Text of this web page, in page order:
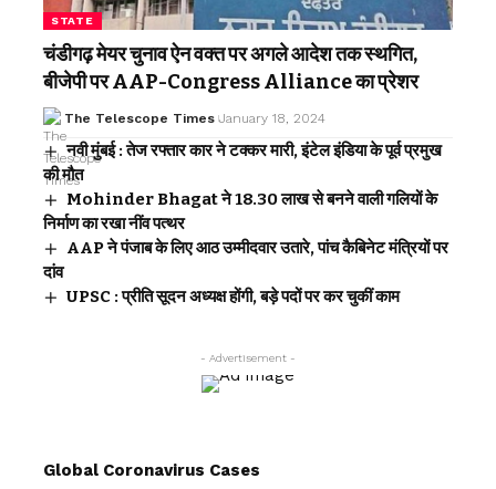
STATE
चंडीगढ़ मेयर चुनाव ऐन वक्त पर अगले आदेश तक स्थगित,
बीजेपी पर AAP-Congress Alliance का प्रेशर
The Telescope Times January 18, 2024
नवी मुंबई : तेज रफ्तार कार ने टक्कर मारी, इंटेल इंडिया के पूर्व प्रमुख
की मौत
Mohinder Bhagat ने 18.30 लाख से बनने वाली गलियों के
निर्माण का रखा नींव पत्थर
AAP ने पंजाब के लिए आठ उम्मीदवार उतारे, पांच कैबिनेट मंत्रियों पर
दांव
UPSC : प्रीति सूदन अध्यक्ष होंगी, बड़े पदों पर कर चुकीं काम
- Advertisement -
Global Coronavirus Cases